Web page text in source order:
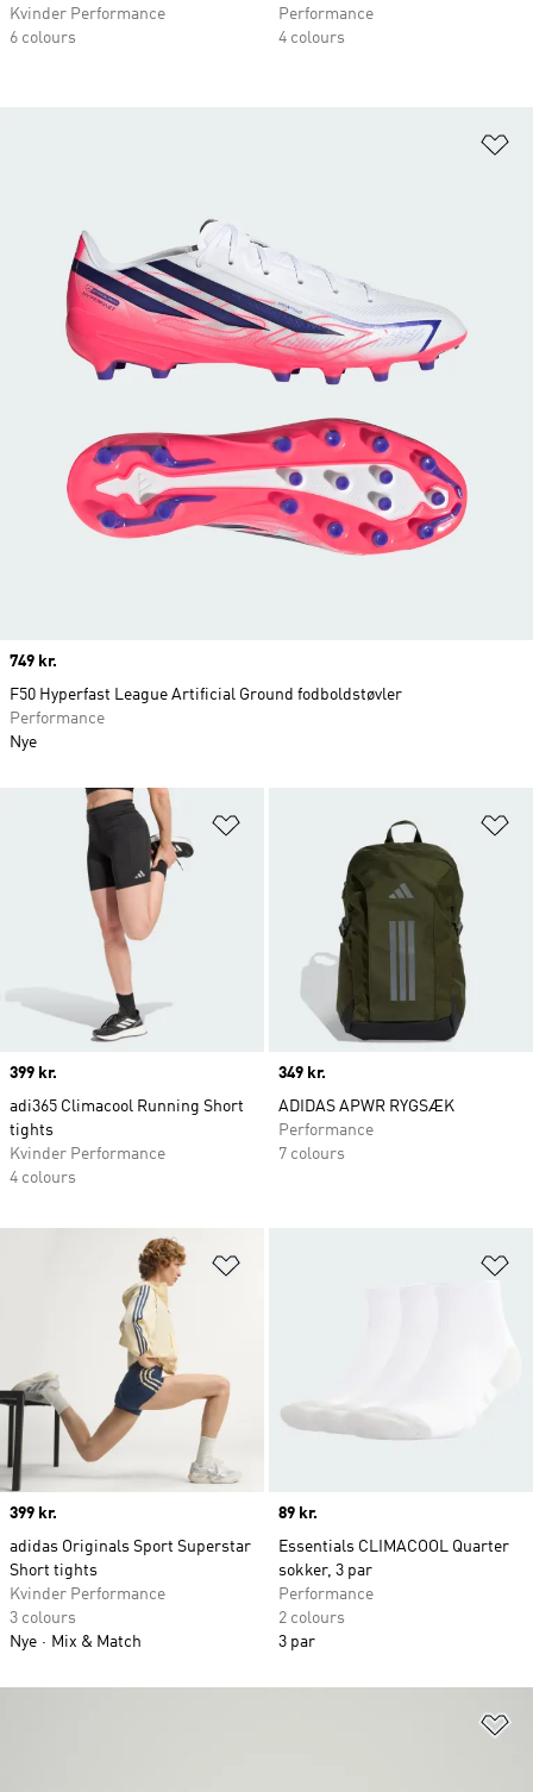
Kvinder Performance
6 colours
Performance
4 colours
Price
399 kr.
adi365 Climacool Running Short
tights
Kvinder Performance
4 colours
Price
349 kr.
ADIDAS APWR RYGSÆK
Performance
7 colours
Price
399 kr.
adidas Originals Sport Superstar
Short tights
Kvinder Performance
3 colours
Nye
Mix & Match
Price
89 kr.
Essentials CLIMACOOL Quarter
sokker, 3 par
Performance
2 colours
3 par
Price
749 kr.
F50 Hyperfast League Artificial Ground fodboldstøvler
Performance
Nye